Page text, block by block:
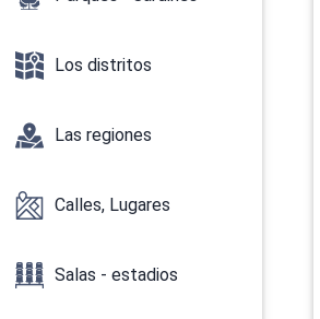
Los distritos
Las regiones
Calles, Lugares
Salas - estadios